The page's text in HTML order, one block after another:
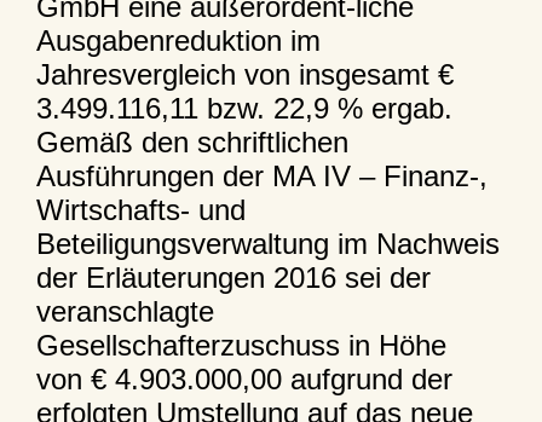
Ausgabenreduktion im
Jahresvergleich von insgesamt €
3.499.116,11 bzw. 22,9 % ergab.
Gemäß den schriftlichen
Ausführungen der MA IV – Finanz-,
Wirtschafts- und
Beteiligungsverwaltung im Nachweis
der Erläuterungen 2016 sei der
veranschlagte
Gesellschafterzuschuss in Höhe
von € 4.903.000,00 aufgrund der
erfolgten Umstellung auf das neue